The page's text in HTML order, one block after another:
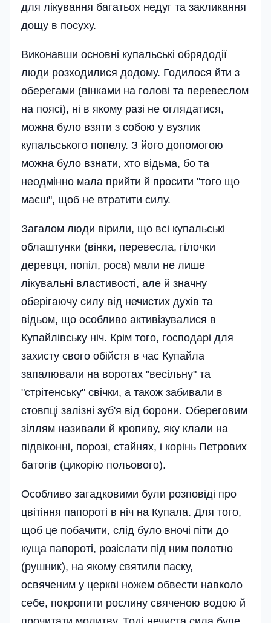
для лікування багатьох недуг та закликання
дощу в посуху.
Виконавши основні купальські обрядодії
люди розходилися додому. Годилося йти з
оберегами (вінками на голові та перевеслом
на поясі), ні в якому разі не оглядатися,
можна було взяти з собою у вузлик
купальського попелу. З його допомогою
можна було взнати, хто відьма, бо та
неодмінно мала прийти й просити "того що
маєш", щоб не втратити силу.
Загалом люди вірили, що всі купальські
облаштунки (вінки, перевесла, гілочки
деревця, попіл, роса) мали не лише
лікувальні властивості, але й значну
оберігаючу силу від нечистих духів та
відьом, що особливо активізувалися в
Купайлівську ніч. Крім того, господарі для
захисту свого обійстя в час Купайла
запалювали на воротах "весільну" та
"стрітенську" свічки, а також забивали в
стовпці залізні зуб'я від борони. Обереговим
зіллям називали й кропиву, яку клали на
підвіконні, порозі, стайнях, і корінь Петрових
батогів (цикорію польового).
Особливо загадковими були розповіді про
цвітіння папороті в ніч на Купала. Для того,
щоб це побачити, слід було вночі піти до
куща папороті, розіслати під ним полотно
(рушник), на якому святили паску,
освяченим у церкві ножем обвести навколо
себе, покропити рослину свяченою водою й